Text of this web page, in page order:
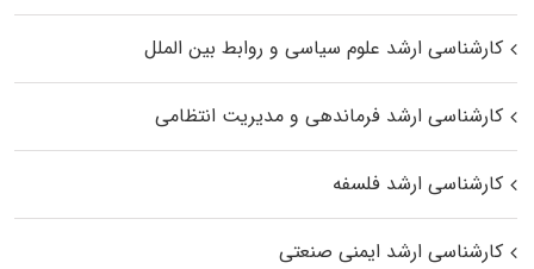
کارشناسی ارشد علوم سیاسی و روابط بین الملل
کارشناسی ارشد فرماندهی و مدیریت انتظامی
کارشناسی ارشد فلسفه
کارشناسی ارشد ایمنی صنعتی